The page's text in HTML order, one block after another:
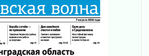
беде
позициях